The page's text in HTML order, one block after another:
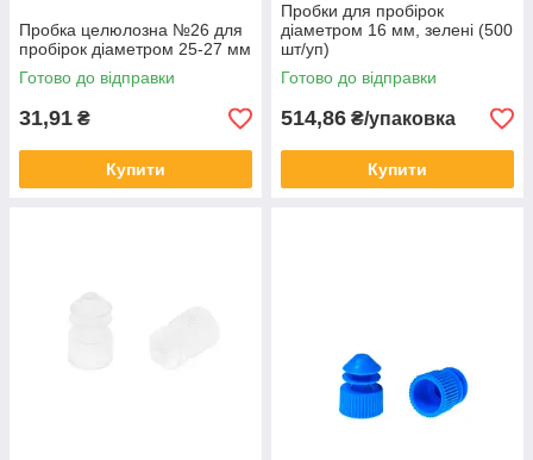
Пробка целюлозна №26 для
пробірок діаметром 25-27 мм
Готово до відправки
31,91 ₴
Купити
Пробки для пробірок
діаметром 16 мм, зелені (500
шт/уп)
Готово до відправки
514,86 ₴/упаковка
Купити